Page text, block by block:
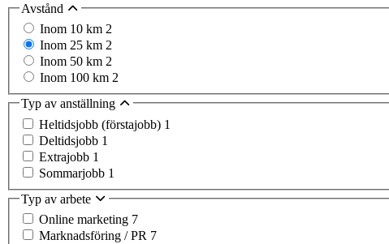
Avstånd
Inom 10 km 2
Inom 25 km 2
Inom 50 km 2
Inom 100 km 2
Typ av anställning
Heltidsjobb (förstajobb) 1
Deltidsjobb 1
Extrajobb 1
Sommarjobb 1
Typ av arbete
Online marketing 7
Marknadsföring / PR 7